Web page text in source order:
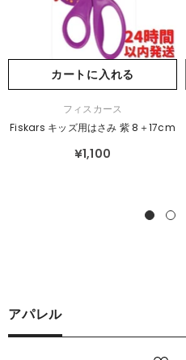
カートに入れる
売
フィスカース
Fiskars キッズ用はさみ 紫 8＋17cm
¥1,100
アパレル